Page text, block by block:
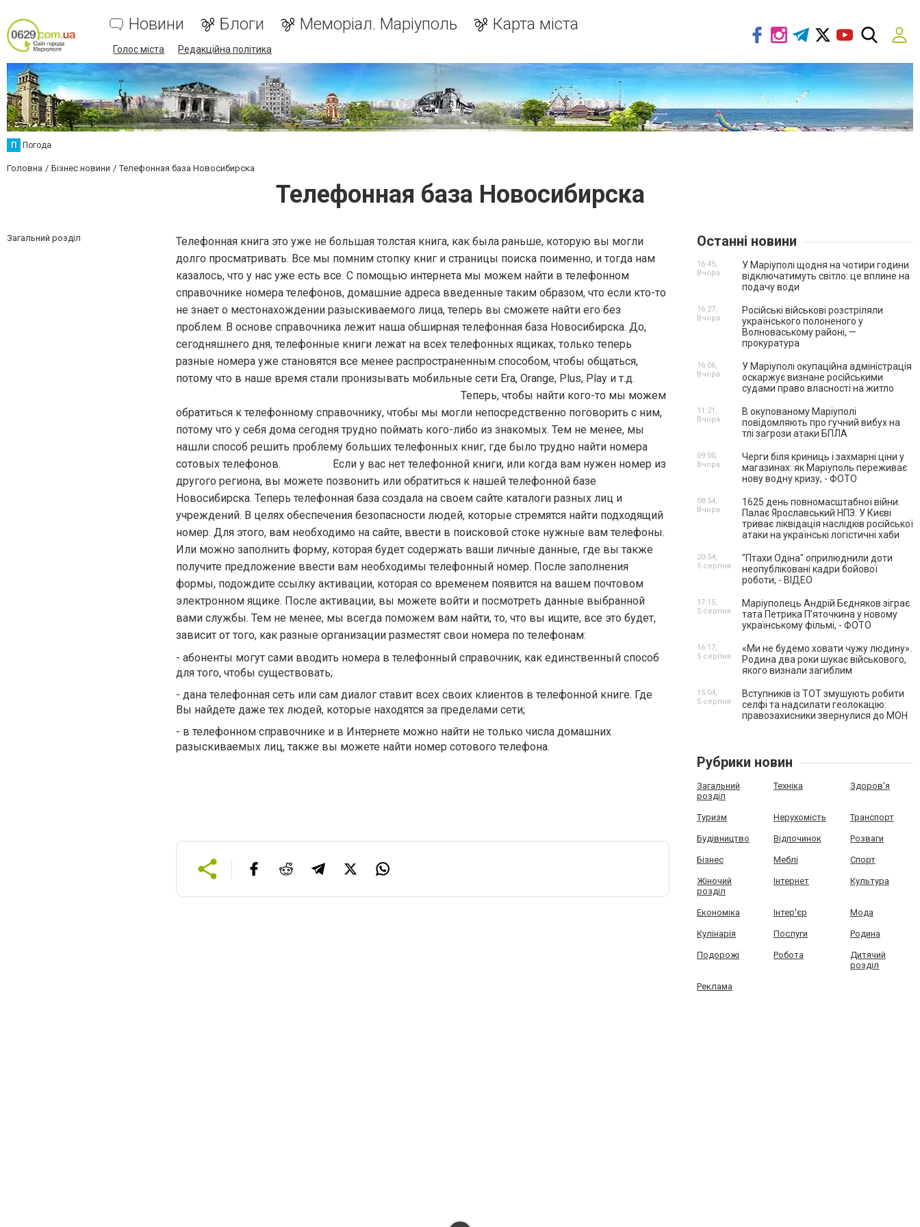
Новини Блоги Меморіал. Маріуполь Карта міста
Голос міста Редакційна політика
П Погода
Головна Бізнес новини Телефонная база Новосибирска
Телефонная база Новосибирска
Загальний розділ
Телефонная книга это уже не большая толстая книга, как была раньше, которую вы могли
долго просматривать. Все мы помним стопку книг и страницы поиска поименно, и тогда нам
казалось, что у нас уже есть все. С помощью интернета мы можем найти в телефонном
справочнике номера телефонов, домашние адреса введенные таким образом, что если кто-то
не знает о местонахождении разыскиваемого лица, теперь вы сможете найти его без
проблем. В основе справочника лежит наша обширная телефонная база Новосибирска. До,
сегодняшнего дня, телефонные книги лежат на всех телефонных ящиках, только теперь
разные номера уже становятся все менее распространенным способом, чтобы общаться,
потому что в наше время стали пронизывать мобильные сети Era, Orange, Plus, Play и т.д.
Теперь, чтобы найти кого-то мы можем
обратиться к телефонному справочнику, чтобы мы могли непосредственно поговорить с ним,
потому что у себя дома сегодня трудно поймать кого-либо из знакомых. Тем не менее, мы
нашли способ решить проблему больших телефонных книг, где было трудно найти номера
сотовых телефонов. Если у вас нет телефонной книги, или когда вам нужен номер из
другого региона, вы можете позвонить или обратиться к нашей телефонной базе
Новосибирска. Теперь телефонная база создала на своем сайте каталоги разных лиц и
учреждений. В целях обеспечения безопасности людей, которые стремятся найти подходящий
номер. Для этого, вам необходимо на сайте, ввести в поисковой стоке нужные вам телефоны.
Или можно заполнить форму, которая будет содержать ваши личные данные, где вы также
получите предложение ввести вам необходимы телефонный номер. После заполнения
формы, подождите ссылку активации, которая со временем появится на вашем почтовом
электронном ящике. После активации, вы можете войти и посмотреть данные выбранной
вами службы. Тем не менее, мы всегда поможем вам найти, то, что вы ищите, все это будет,
зависит от того, как разные организации разместят свои номера по телефонам:
- абоненты могут сами вводить номера в телефонный справочник, как единственный способ
для того, чтобы существовать;
- дана телефонная сеть или сам диалог ставит всех своих клиентов в телефонной книге. Где
Вы найдете даже тех людей, которые находятся за пределами сети;
- в телефонном справочнике и в Интернете можно найти не только числа домашних
разыскиваемых лиц, также вы можете найти номер сотового телефона.
Останні новини
У Маріуполі щодня на чотири години
відключатимуть світло: це вплине на
подачу води
16:45,
Вчора
Російські військові розстріляли
українського полоненого у
Волноваському районі, —
прокуратура
16:27,
Вчора
У Маріуполі окупаційна адміністрація
оскаржує визнане російськими
судами право власності на житло
16:06,
Вчора
В окупованому Маріуполі
повідомляють про гучний вибух на
тлі загрози атаки БПЛА
11:21,
Вчора
Черги біля криниць і захмарні ціни у
магазинах: як Маріуполь переживає
нову водну кризу, - ФОТО
09:00,
Вчора
1625 день повномасштабної війни.
Палає Ярославський НПЗ. У Києві
триває ліквідація наслідків російської
атаки на українські логістичні хаби
08:54,
Вчора
"Птахи Одіна" оприлюднили доти
неопубліковані кадри бойової
роботи, - ВІДЕО
20:54,
5 серпня
Маріуполець Андрій Бєдняков зіграє
тата Петрика П’яточкина у новому
українському фільмі, - ФОТО
17:15,
5 серпня
«Ми не будемо ховати чужу людину».
Родина два роки шукає військового,
якого визнали загиблим
16:17,
5 серпня
Вступників із ТОТ змушують робити
селфі та надсилати геолокацію:
правозахисники звернулися до МОН
15:04,
5 серпня
Рубрики новин
Загальний
розділ
Техніка Здоров'я
Туризм Нерухомість Транспорт
Будівництво Відпочинок Розваги
Бізнес Меблі Спорт
Жіночий
розділ
Інтернет Культура
Економіка Інтер'єр Мода
Кулінарія Послуги Родина
Подорожі Робота
Дитячий
розділ
Реклама